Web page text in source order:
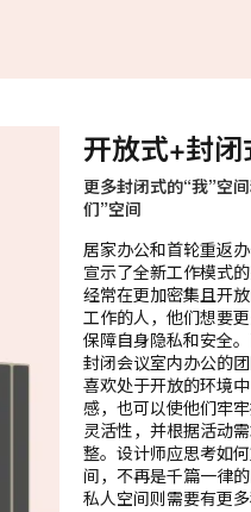
开放式+封闭
更多封闭式的“我”空
们”空间
居家办公和首轮重返
宣示了全新工作模式
经常在更加密集且开
工作的人，他们想要
保障自身隐私和安全
封闭会议室内办公的
喜欢处于开放的环境
感，也可以使他们牢
灵活性，并根据活动
整。设计师应思考如
间，不再是千篇一律的
私人空间则需要有更多